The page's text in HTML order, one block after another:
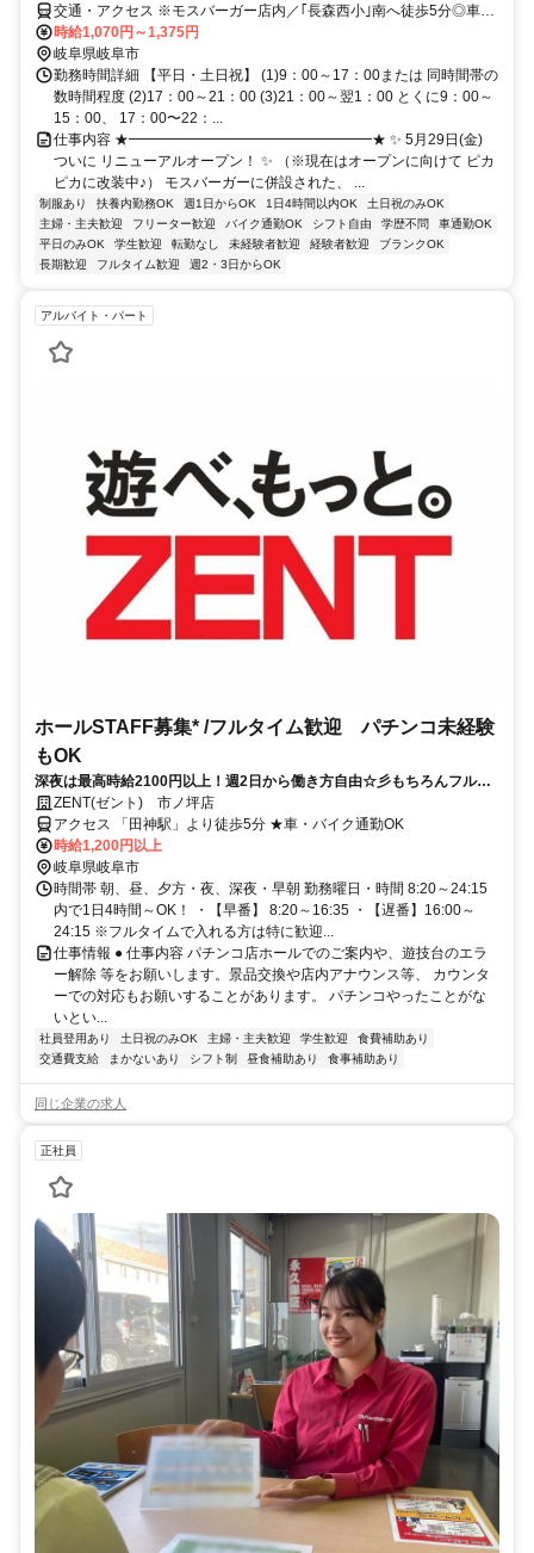
交通・アクセス ※モスバーガー店内／｢長森西小｣南へ徒歩5分◎車通
勤可
時給1,070円～1,375円
岐阜県岐阜市
勤務時間詳細 【平日・土日祝】 (1)9：00～17：00または 同時間帯の
数時間程度 (2)17：00～21：00 (3)21：00～翌1：00 とくに9：00～
15：00、 17：00〜22：...
仕事内容 ★━━━━━━━━━━━━━━━━━★ ✨ 5月29日(金)
ついに リニューアルオープン！ ✨ （※現在はオープンに向けて ピカ
ピカに改装中♪） モスバーガーに併設された、 ...
制服あり 扶養内勤務OK 週1日からOK 1日4時間以内OK
土日祝のみOK
主婦・主夫歓迎
フリーター歓迎 バイク通勤OK シフト自由 学歴不問
車通勤OK
平日のみOK
学生歓迎 転勤なし 未経験者歓迎 経験者歓迎
ブランクOK
長期歓迎
フルタイム歓迎 週2・3日からOK
アルバイト・パート
ホールSTAFF募集* /フルタイム歓迎 パチンコ未経験
もOK
深夜は最高時給2100円以上！週2日から働き方自由☆彡もちろんフルタ
イムでの勤務も大歓迎です◎
ZENT(ゼント) 市ノ坪店
アクセス 「田神駅」より徒歩5分 ★車・バイク通勤OK
時給1,200円以上
岐阜県岐阜市
時間帯 朝、昼、夕方・夜、深夜・早朝 勤務曜日・時間 8:20～24:15
内で1日4時間～OK！ ・【早番】 8:20～16:35 ・【遅番】16:00～
24:15 ※フルタイムで入れる方は特に歓迎...
仕事情報 ● 仕事内容 パチンコ店ホールでのご案内や、遊技台のエラ
ー解除 等をお願いします。景品交換や店内アナウンス等、 カウンタ
ーでの対応もお願いすることがあります。 パチンコやったことがな
いとい...
社員登用あり 土日祝のみOK 主婦・主夫歓迎 学生歓迎
食費補助あり
交通費支給
まかないあり シフト制 昼食補助あり 食事補助あり
同じ企業の求人
正社員